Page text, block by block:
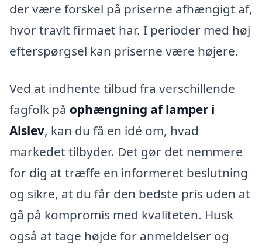
der være forskel på priserne afhængigt af,
hvor travlt firmaet har. I perioder med høj
efterspørgsel kan priserne være højere.
Ved at indhente tilbud fra verschillende
fagfolk på ophængning af lamper i
Alslev, kan du få en idé om, hvad
markedet tilbyder. Det gør det nemmere
for dig at træffe en informeret beslutning
og sikre, at du får den bedste pris uden at
gå på kompromis med kvaliteten. Husk
også at tage højde for anmeldelser og